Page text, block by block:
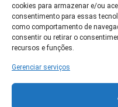
cookies para armazenar e/ou
consentimento para essas
como comportamento de
consentir ou retirar o
recursos e funções.
Gerenciar serviços
A Logithink
O que fazemos
Contato